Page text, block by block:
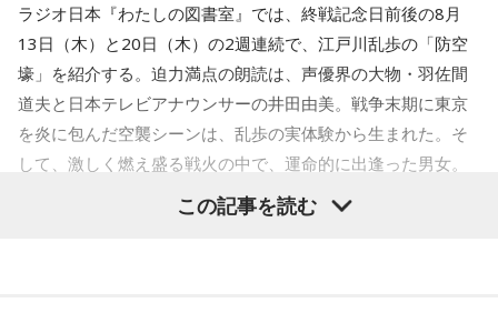
ラジオ日本『わたしの図書室』では、終戦記念日前後の8月
13日（木）と20日（木）の2週連続で、江戸川乱歩の「防空
壕」を紹介する。迫力満点の朗読は、声優界の大物・羽佐間
道夫と日本テレビアナウンサーの井田由美。戦争末期に東京
を炎に包んだ空襲シーンは、乱歩の実体験から生まれた。そ
して、激しく燃え盛る戦火の中で、運命的に出逢った男女。
全編に乱歩独特のエロティシズムと背徳の美学が炸裂する。
この記事を読む